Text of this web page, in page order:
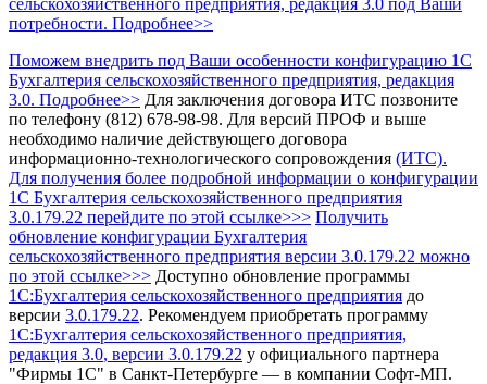
потребности. Подробнее>>
Поможем внедрить под Ваши особенности конфигурацию 1С
Бухгалтерия сельскохозяйственного предприятия, редакция
3.0. Подробнее>> Для заключения договора ИТС позвоните
по телефону (812) 678-98-98. Для версий ПРОФ и выше
необходимо наличие действующего договора
информационно-технологического сопровождения (ИТС).
Для получения более подробной информации о конфигурации
1С Бухгалтерия сельскохозяйственного предприятия
3.0.179.22 перейдите по этой ссылке>>> Получить
обновление конфигурации Бухгалтерия
сельскохозяйственного предприятия версии 3.0.179.22 можно
по этой ссылке>>> Доступно обновление программы
1С:Бухгалтерия сельскохозяйственного предприятия до
версии 3.0.179.22. Рекомендуем приобретать программу
1С:Бухгалтерия сельскохозяйственного предприятия,
редакция 3.0, версии 3.0.179.22 у официального партнера
"Фирмы 1С" в Санкт-Петербурге — в компании Софт-МП.